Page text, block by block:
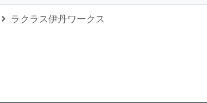
ラクラス伊丹ワークス